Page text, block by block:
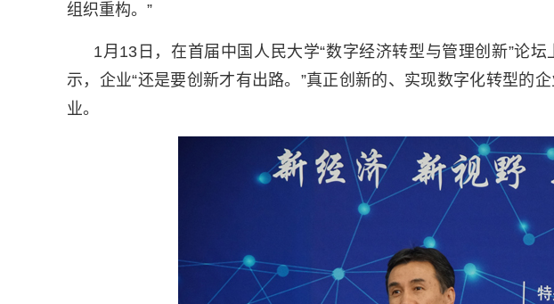
组织重构。”
1月13日，在首届中国人民大学“数字经济转型与管理创新”论
示，企业“还是要创新才有出路。”真正创新的、实现数字化转型的
业。